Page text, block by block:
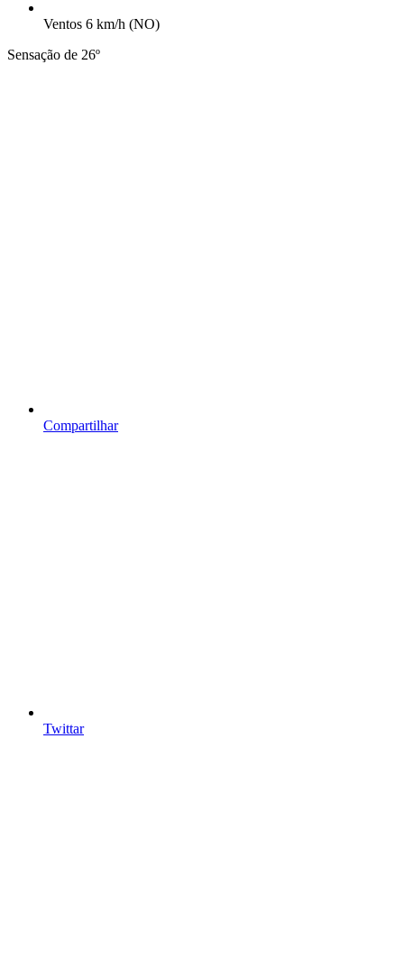
Ventos 6 km/h (NO)
Sensação de 26º
Compartilhar
Twittar